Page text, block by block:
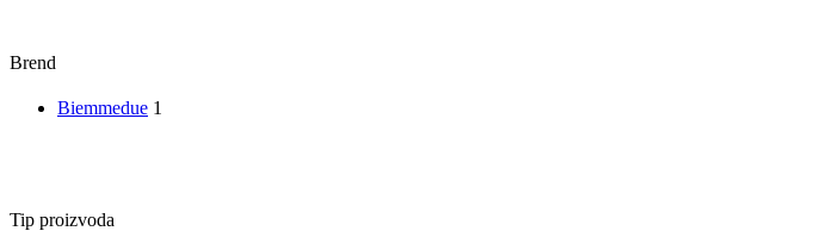
Brend
Biemmedue 1
Tip proizvoda